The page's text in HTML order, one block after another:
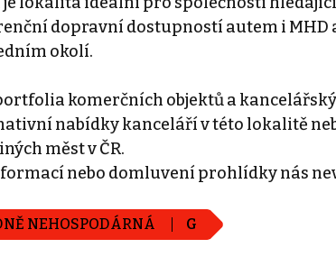
dopravní dostupností autem i MHD
okolí.
komerčních objektů a
nabídky kanceláří v této lokalitě
měst v ČR.
nebo domluvení prohlídky nás
NEHOSPODÁRNÁ G